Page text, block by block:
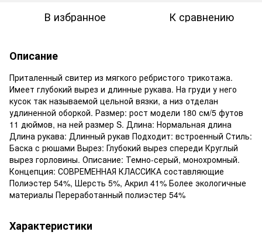
В избранное К сравнению
Описание
Приталенный свитер из мягкого ребристого трикотажа.
Имеет глубокий вырез и длинные рукава. На груди у него
кусок так называемой цельной вязки, а низ отделан
удлиненной оборкой. Размер: рост модели 180 см/5 футов
11 дюймов, на ней размер S. Длина: Нормальная длина
Длина рукава: Длинный рукав Подходит: встроенный Стиль:
Баска с рюшами Вырез: Глубокий вырез спереди Круглый
вырез горловины. Описание: Темно-серый, монохромный.
Концепция: СОВРЕМЕННАЯ КЛАССИКА составляющие
Полиэстер 54%, Шерсть 5%, Акрил 41% Более экологичные
материалы Переработанный полиэстер 54%
Характеристики